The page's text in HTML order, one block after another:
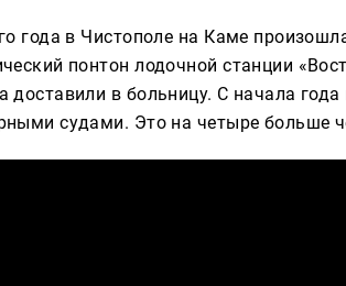
года в Чистополе на Каме
понтон лодочной станции
доставили в больницу. С начала
судами. Это на четыре больше